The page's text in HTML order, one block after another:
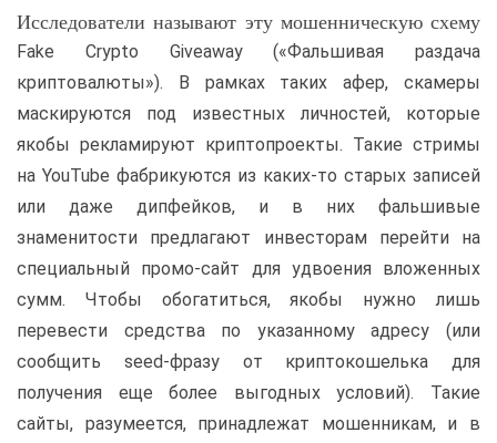
Исследователи называют эту мошенническую схему
Fake Crypto Giveaway («Фальшивая раздача
криптовалюты»). В рамках таких афер, скамеры
маскируются под известных личностей, которые
якобы рекламируют криптопроекты. Такие стримы
на YouTube фабрикуются из каких-то старых записей
или даже дипфейков, и в них фальшивые
знаменитости предлагают инвесторам перейти на
специальный промо-сайт для удвоения вложенных
сумм. Чтобы обогатиться, якобы нужно лишь
перевести средства по указанному адресу (или
сообщить seed-фразу от криптокошелька для
получения еще более выгодных условий). Такие
сайты, разумеется, принадлежат мошенникам, и в